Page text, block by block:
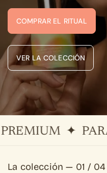
COMPRAR EL RITUAL
VER LA COLECCIÓN
✦ PARA
La colección — 01 / 04